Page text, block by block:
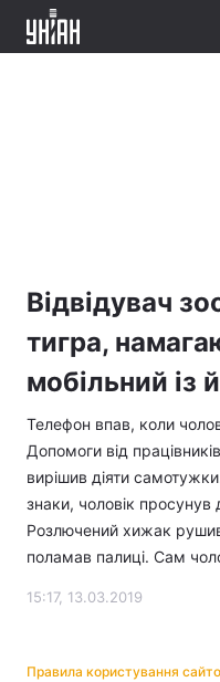
Відвідувач
тигра,
мобільний із
Телефон впав, коли
Допомоги від
вирішив діяти
знаки, чоловік просунув
Розлючений хижак
поламав палиці. Сам
15:17, 13.03.2019
Правила користування